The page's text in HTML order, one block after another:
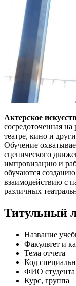
Актерское
сосредоточенная
театре, кино и
Обучение
сценического
импровизацию и
обучаются
взаимодействию с
различных
Титульный
Название
Факультет и
Тема отчета
Код
ФИО студента
Курс, группа